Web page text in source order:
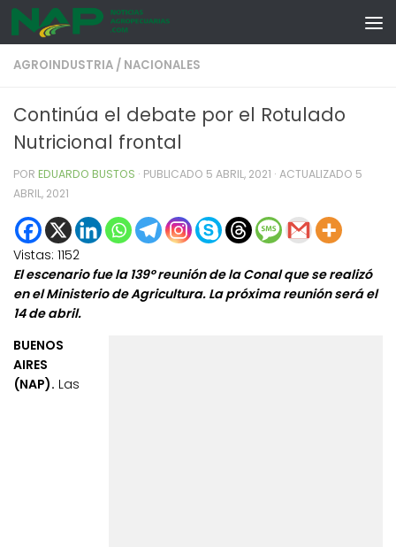
Skip to content
AGROINDUSTRIA / NACIONALES
Continúa el debate por el Rotulado
Nutricional frontal
POR EDUARDO BUSTOS · PUBLICADO 5 ABRIL, 2021 · ACTUALIZADO 5
ABRIL, 2021
Vistas: 1152
El escenario fue la 139º reunión de la Conal que se realizó
en el Ministerio de Agricultura. La próxima reunión será el
14 de abril.
BUENOS
AIRES
(NAP). Las